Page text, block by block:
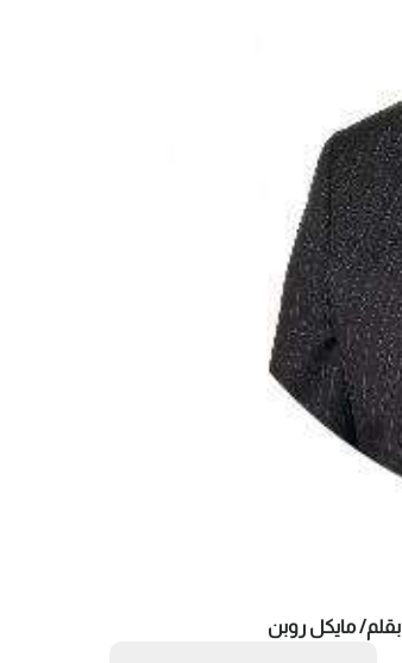
بقلم/ مايكل روبن